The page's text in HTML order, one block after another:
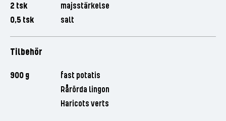
2 tsk
majsstärkelse
0,5 tsk
salt
Tilbehör
900 g
fast potatis
Rårörda lingon
Haricots verts